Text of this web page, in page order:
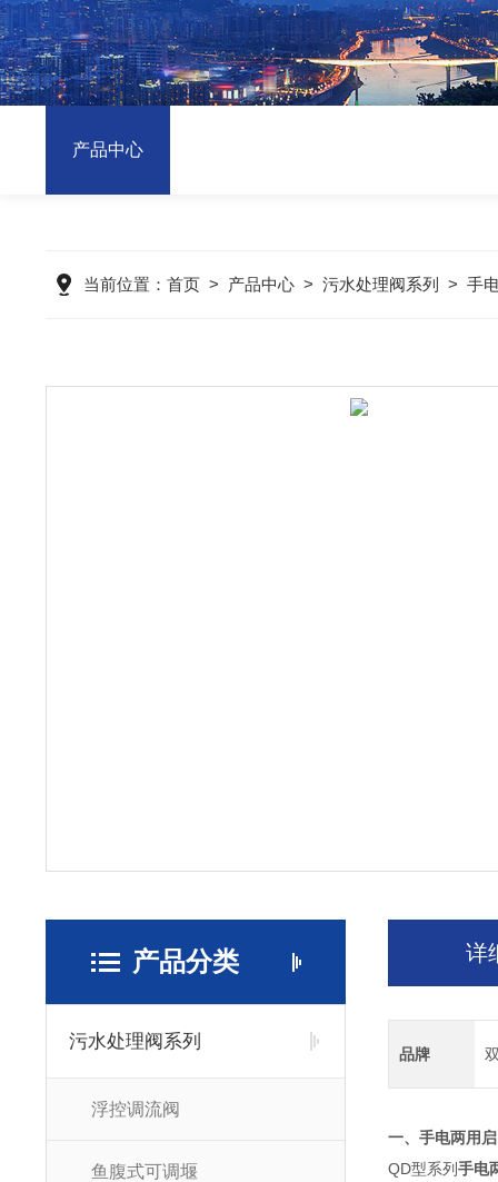
产品中心
当前位置： 首页> 产品中心> 污水处理阀系列 > 手
产品分类
污水处理阀系列
浮控调流阀
鱼腹式可调堰
详
品牌
一、手电两用
QD型系列手电